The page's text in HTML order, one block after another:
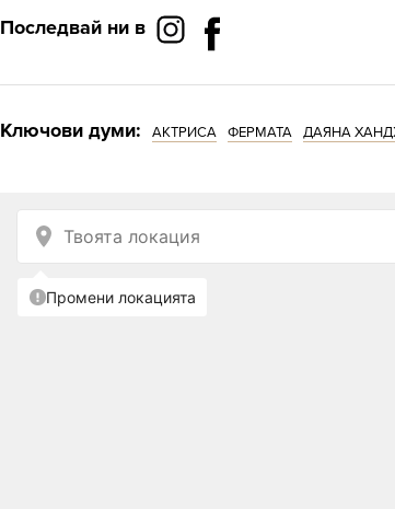
сближаването си с Дани, Даяна
един момент тя стана доста по-близка
КАКВО СЕ СЛУЧИ С ДАЯНА СЛЕД
Последвай ни в
Ключови думи: АКТРИСА ФЕРМАТА ДАЯНА